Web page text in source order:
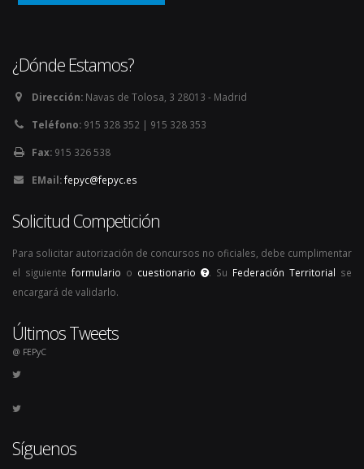
¿Dónde Estamos?
Dirección: Navas de Tolosa, 3 28013 - Madrid
Teléfono: 915 328 352 | 915 328 353
Fax: 915 326 538
EMail:fepyc@fepyc.es
Solicitud Competición
Para solicitar autorización de concursos no oficiales, debe cumplimentar
el siguiente formulario o cuestionario . Su Federación Territorial se
encargará de validarlo.
Últimos Tweets
@ FEPyC
Síguenos